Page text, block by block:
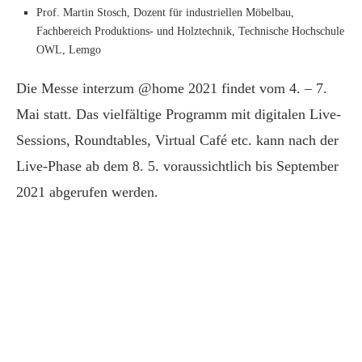
Prof. Martin Stosch, Dozent für industriellen Möbelbau,
Fachbereich Produktions- und Holztechnik, Technische Hochschule
OWL, Lemgo
Die Messe interzum @home 2021 findet vom 4. – 7.
Mai statt. Das vielfältige Programm mit digitalen Live-
Sessions, Roundtables, Virtual Café etc. kann nach der
Live-Phase ab dem 8. 5. voraussichtlich bis September
2021 abgerufen werden.